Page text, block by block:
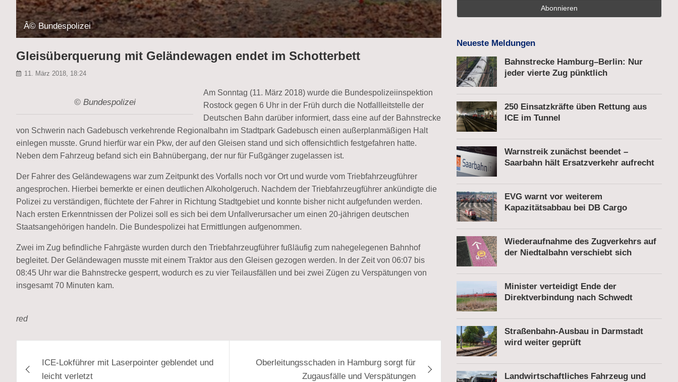
Â© Bundespolizei
Gleisüberquerung mit Geländewagen endet im Schotterbett
11. März 2018, 18:24
© Bundespolizei
Am Sonntag (11. März 2018) wurde die Bundespolizeiinspektion
Rostock gegen 6 Uhr in der Früh durch die Notfallleitstelle der
Deutschen Bahn darüber informiert, dass eine auf der Bahnstrecke
von Schwerin nach Gadebusch verkehrende Regionalbahn im Stadtpark Gadebusch einen außerplanmäßigen Halt
einlegen musste. Grund hierfür war ein Pkw, der auf den Gleisen stand und sich offensichtlich festgefahren hatte.
Neben dem Fahrzeug befand sich ein Bahnübergang, der nur für Fußgänger zugelassen ist.
Der Fahrer des Geländewagens war zum Zeitpunkt des Vorfalls noch vor Ort und wurde vom Triebfahrzeugführer
angesprochen. Hierbei bemerkte er einen deutlichen Alkoholgeruch. Nachdem der Triebfahrzeugführer ankündigte die
Polizei zu verständigen, flüchtete der Fahrer in Richtung Stadtgebiet und konnte bisher nicht aufgefunden werden.
Nach ersten Erkenntnissen der Polizei soll es sich bei dem Unfallverursacher um einen 20-jährigen deutschen
Staatsangehörigen handeln. Die Bundespolizei hat Ermittlungen aufgenommen.
Zwei im Zug befindliche Fahrgäste wurden durch den Triebfahrzeugführer fußläufig zum nahegelegenen Bahnhof
begleitet. Der Geländewagen musste mit einem Traktor aus den Gleisen gezogen werden. In der Zeit von 06:07 bis
08:45 Uhr war die Bahnstrecke gesperrt, wodurch es zu vier Teilausfällen und bei zwei Zügen zu Verspätungen von
insgesamt 70 Minuten kam.
red
ICE-Lokführer mit Laserpointer geblendet und
leicht verletzt
Oberleitungsschaden in Hamburg sorgt für
Zugausfälle und Verspätungen
Neueste Meldungen
Bahnstrecke Hamburg–Berlin: Nur
jeder vierte Zug pünktlich
250 Einsatzkräfte üben Rettung aus
ICE im Tunnel
Warnstreik zunächst beendet –
Saarbahn hält Ersatzverkehr aufrecht
EVG warnt vor weiterem
Kapazitätsabbau bei DB Cargo
Wiederaufnahme des Zugverkehrs auf
der Niedtalbahn verschiebt sich
Minister verteidigt Ende der
Direktverbindung nach Schwedt
Straßenbahn-Ausbau in Darmstadt
wird weiter geprüft
Landwirtschaftliches Fahrzeug und